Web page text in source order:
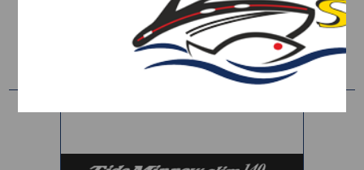
TIDE MINNOW SLIM
Ταξινόμηση ανά